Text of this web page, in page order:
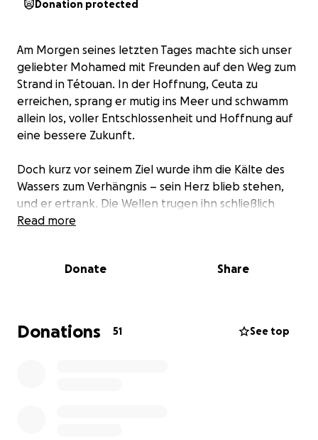
Donation protected
Am Morgen seines letzten Tages machte sich unser
geliebter Mohamed mit Freunden auf den Weg zum
Strand in Tétouan. In der Hoffnung, Ceuta zu
erreichen, sprang er mutig ins Meer und schwamm
allein los, voller Entschlossenheit und Hoffnung auf
eine bessere Zukunft.
Doch kurz vor seinem Ziel wurde ihm die Kälte des
Wassers zum Verhängnis – sein Herz blieb stehen,
und er ertrank. Die Wellen trugen ihn schließlich
nach Ceuta, wo er aufgefunden wurde.
Mann voller Träume, Mut und Hoffnung. Möge Allah
schweren Verlust zu tragen.
Read more
Donate Share
Donations 51 See top